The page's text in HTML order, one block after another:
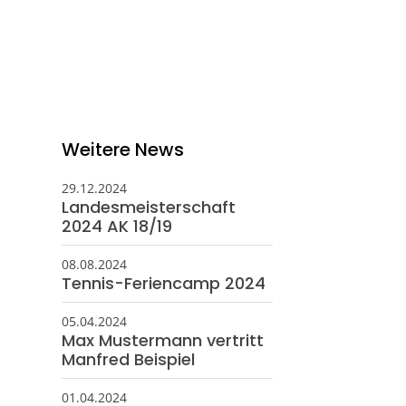
Weitere News
29.12.2024
Landesmeisterschaft
2024 AK 18/19
08.08.2024
Tennis-Feriencamp 2024
05.04.2024
Max Mustermann vertritt
Manfred Beispiel
01.04.2024
05108 - 5924